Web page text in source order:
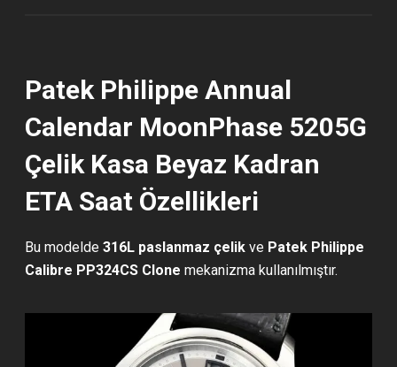
Patek Philippe Annual
Calendar MoonPhase 5205G
Çelik Kasa Beyaz Kadran
ETA Saat Özellikleri
Bu modelde316L paslanmaz çelik ve Patek Philippe
Calibre PP324CS Clone mekanizma kullanılmıştır.